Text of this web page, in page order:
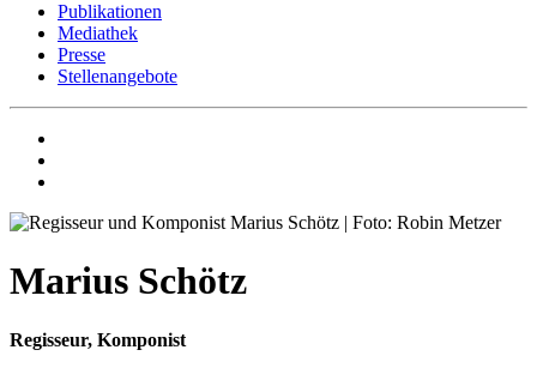
Publikationen
Mediathek
Presse
Stellenangebote
Marius Schötz
Regisseur, Komponist